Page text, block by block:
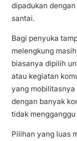
dipadukan
santai.
Bagi penyuka
melengkung
biasanya dipilih
atau kegiatan
yang
dengan banyak
tidak
Pilihan yang luas